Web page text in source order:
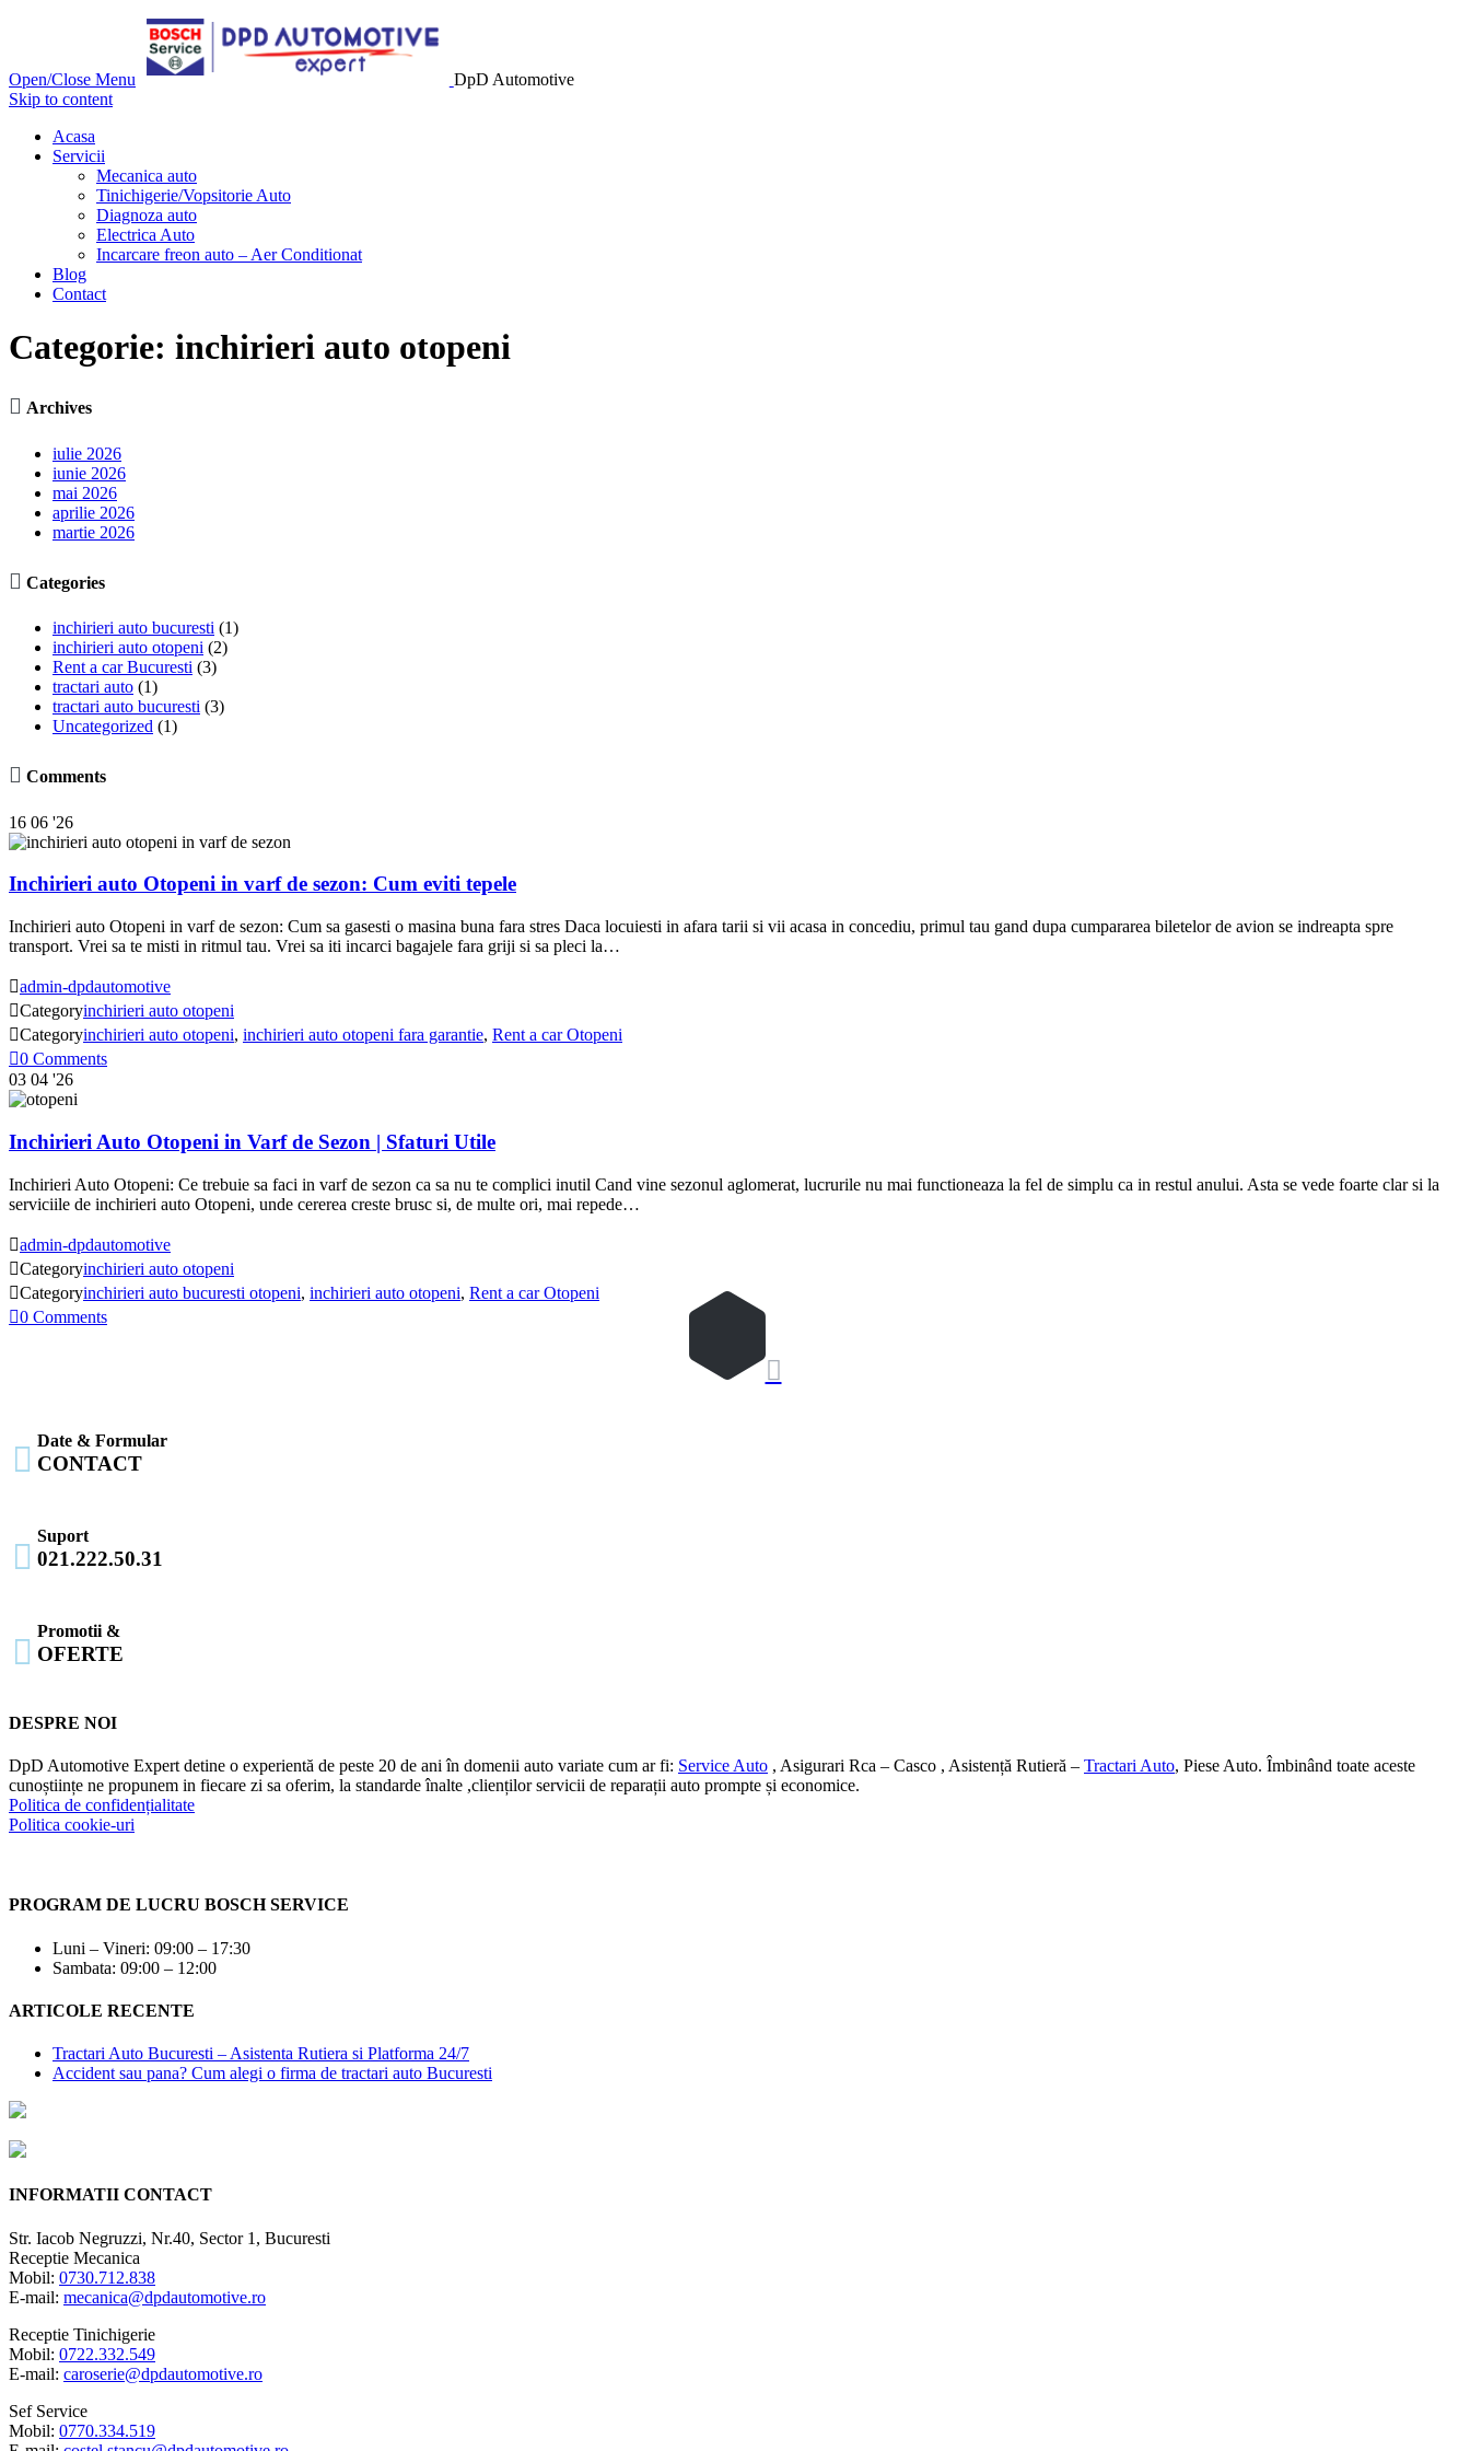
Open/Close Menu
DpD Automotive
Skip to content
Acasa
Servicii
Mecanica auto
Tinichigerie/Vopsitorie Auto
Diagnoza auto
Electrica Auto
Incarcare freon auto – Aer Conditionat
Blog
Contact
Categorie: inchirieri auto otopeni
 Archives
iulie 2026
iunie 2026
mai 2026
aprilie 2026
martie 2026
 Categories
inchirieri auto bucuresti (1)
inchirieri auto otopeni (2)
Rent a car Bucuresti (3)
tractari auto (1)
tractari auto bucuresti (3)
Uncategorized (1)
 Comments
16 06 '26
Inchirieri auto Otopeni in varf de sezon: Cum eviti tepele
Inchirieri auto Otopeni in varf de sezon: Cum sa gasesti o masina buna fara stres Daca locuiesti in afara tarii si vii acasa in concediu, primul tau gand dupa cumpararea biletelor de avion se indreapta spre
transport. Vrei sa te misti in ritmul tau. Vrei sa iti incarci bagajele fara griji si sa pleci la…
admin-dpdautomotive
Categoryinchirieri auto otopeni
Categoryinchirieri auto otopeni, inchirieri auto otopeni fara garantie, Rent a car Otopeni
0 Comments
03 04 '26
Inchirieri Auto Otopeni in Varf de Sezon | Sfaturi Utile
Inchirieri Auto Otopeni: Ce trebuie sa faci in varf de sezon ca sa nu te complici inutil Cand vine sezonul aglomerat, lucrurile nu mai functioneaza la fel de simplu ca in restul anului. Asta se vede foarte clar si la
serviciile de inchirieri auto Otopeni, unde cererea creste brusc si, de multe ori, mai repede…
admin-dpdautomotive
Categoryinchirieri auto otopeni
Categoryinchirieri auto bucuresti otopeni, inchirieri auto otopeni, Rent a car Otopeni
0 Comments

 Date & Formular
CONTACT

Suport
021.222.50.31

Promotii &
OFERTE
DESPRE NOI
DpD Automotive Expert detine o experientă de peste 20 de ani în domenii auto variate cum ar fi: Service Auto , Asigurari Rca – Casco , Asistență Rutieră – Tractari Auto, Piese Auto. Îmbinând toate aceste
cunoștiințe ne propunem in fiecare zi sa oferim, la standarde înalte ,clienților servicii de reparații auto prompte și economice.
Politica de confidențialitate
Politica cookie-uri
PROGRAM DE LUCRU BOSCH SERVICE
Luni – Vineri: 09:00 – 17:30
Sambata: 09:00 – 12:00
ARTICOLE RECENTE
Tractari Auto Bucuresti – Asistenta Rutiera si Platforma 24/7
Accident sau pana? Cum alegi o firma de tractari auto Bucuresti
INFORMATII CONTACT
Str. Iacob Negruzzi, Nr.40, Sector 1, Bucuresti
Receptie Mecanica
Mobil: 0730.712.838
E-mail: mecanica@dpdautomotive.ro
Receptie Tinichigerie
Mobil: 0722.332.549
E-mail: caroserie@dpdautomotive.ro
Sef Service
Mobil: 0770.334.519